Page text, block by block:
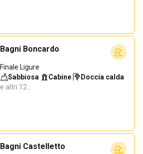
Bagni Boncardo
Finale Ligure
Sabbiosa· Cabine· Doccia calda·
e altri 12…
Bagni Castelletto